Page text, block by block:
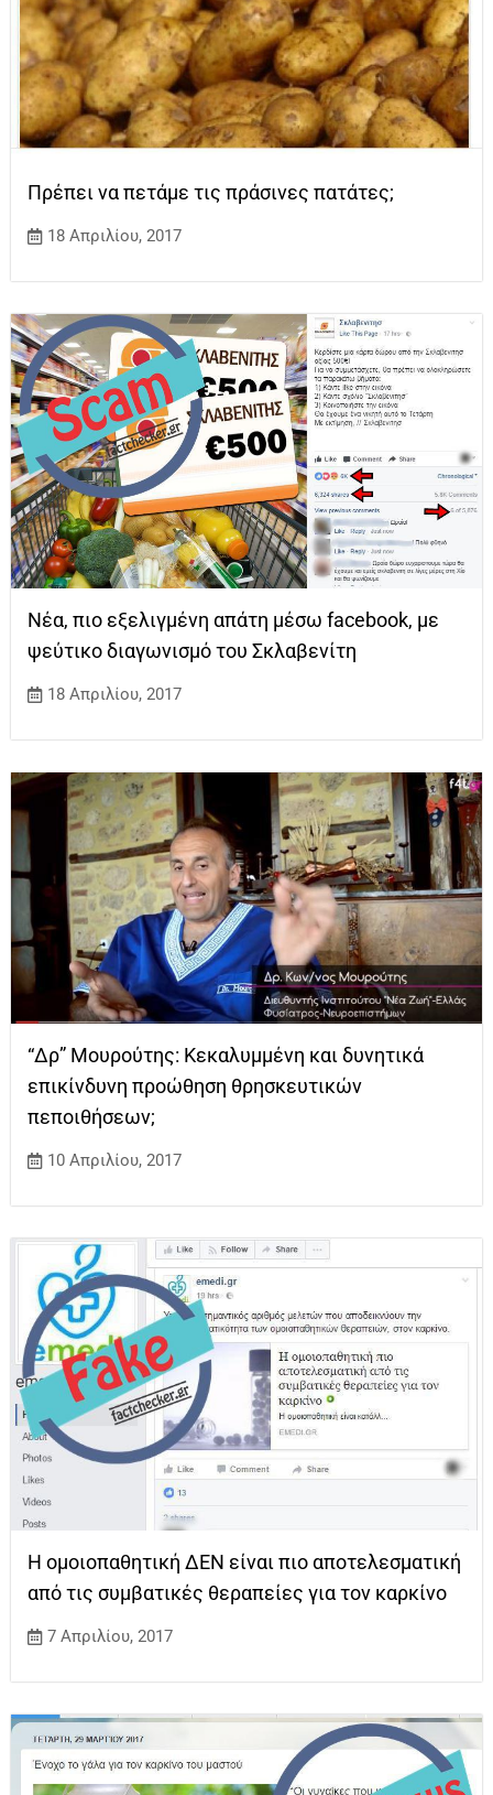
Πρέπει να πετάμε τις πράσινες πατάτες;
18 Απριλίου, 2017
Νέα, πιο εξελιγμένη απάτη μέσω facebook, με
ψεύτικο διαγωνισμό του Σκλαβενίτη
18 Απριλίου, 2017
“Δρ” Μουρούτης: Κεκαλυμμένη και δυνητικά
επικίνδυνη προώθηση θρησκευτικών
πεποιθήσεων;
10 Απριλίου, 2017
Η ομοιοπαθητική ΔΕΝ είναι πιο αποτελεσματική
από τις συμβατικές θεραπείες για τον καρκίνο
7 Απριλίου, 2017